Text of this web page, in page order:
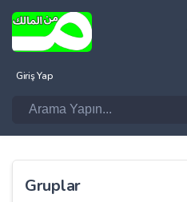
Giriş Yap
Gruplar